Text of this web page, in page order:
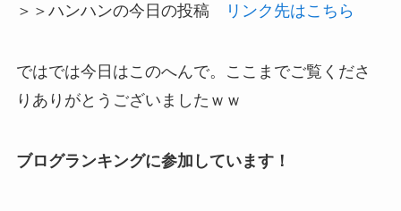
＞＞ハンハンの今日の投稿 リンク先はこちら
ではでは今日はこのへんで。ここまでご覧くださ
りありがとうございましたｗｗ
ブログランキングに参加しています！